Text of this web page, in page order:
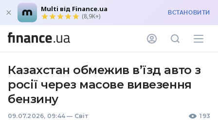
Multi від Finance.ua
(8,9K+) ВСТАНОВИТИ
Казахстан обмежив в’їзд авто з
росії через масове вивезення
бензину
09.07.2026, 09:44 — Світ 193